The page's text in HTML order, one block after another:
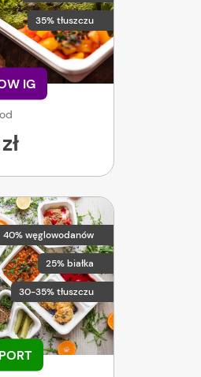
35% tłuszczu
IG
zł
40% węglowodanów
25% białka
30-35% tłuszczu